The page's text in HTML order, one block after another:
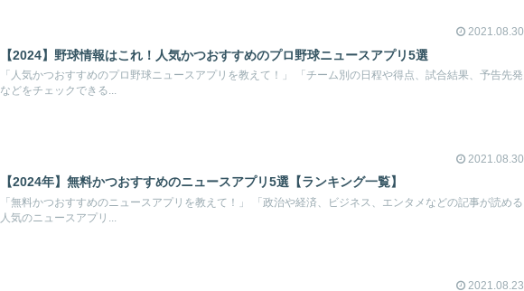
2021.08.30
【2024】野球情報はこれ！人気かつおすすめのプロ野球ニュースアプリ5選
「人気かつおすすめのプロ野球ニュースアプリを教えて！」 「チーム別の日程や得点、試合結果、予告先発
などをチェックできる...
2021.08.30
【2024年】無料かつおすすめのニュースアプリ5選【ランキング一覧】
「無料かつおすすめのニュースアプリを教えて！」 「政治や経済、ビジネス、エンタメなどの記事が読める
人気のニュースアプリ...
2021.08.23